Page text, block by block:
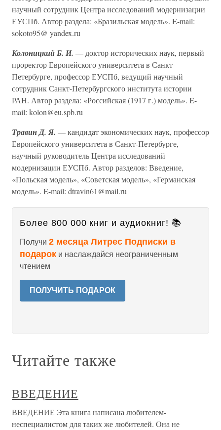
научный сотрудник Центра исследований модернизации
ЕУСПб. Автор раздела: «Бразильская модель». E-mail:
sokoto95@ yandex.ru
Колоницкий Б. И. — доктор исторических наук, первый
проректор Европейского университета в Санкт-
Петербурге, профессор ЕУСПб, ведущий научный
сотрудник Санкт-Петербургского института истории
РАН. Автор раздела: «Российская (1917 г.) модель». E-
mail: kolon@eu.spb.ru
Травин Д. Я. — кандидат экономических наук, профессор
Европейского университета в Санкт-Петербурге,
научный руководитель Центра исследований
модернизации ЕУСПб. Автор разделов: Введение,
«Польская модель», «Советская модель», «Германская
модель». E-mail: dtravin61@mail.ru
Более 800 000 книг и аудиокниг! 📚
Получи 2 месяца Литрес Подписки в
подарок и наслаждайся неограниченным
чтением
ПОЛУЧИТЬ ПОДАРОК
Читайте также
ВВЕДЕНИЕ
ВВЕДЕНИЕ Эта книга написана любителем-
неспециалистом для таких же любителей. Она не